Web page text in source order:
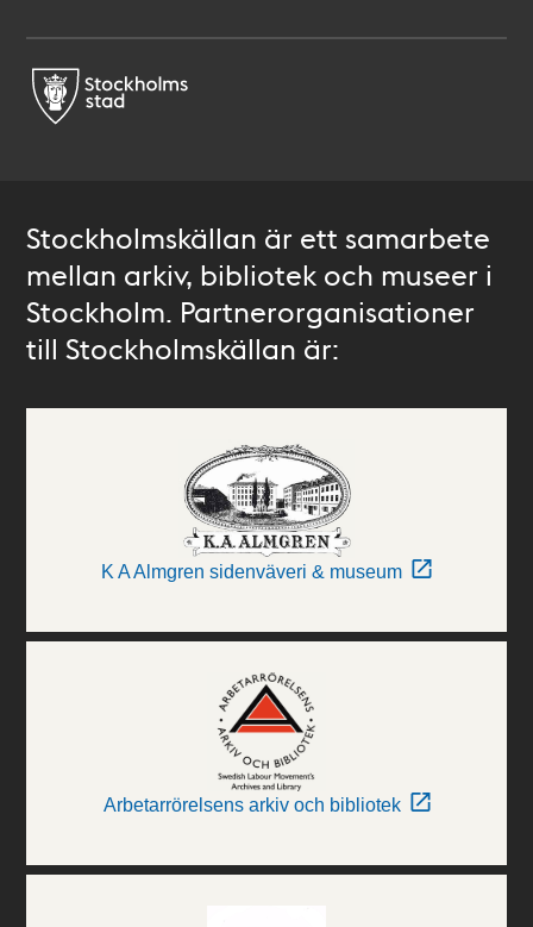
Stockholmskällan är ett samarbete
mellan arkiv, bibliotek och museer i
Stockholm. Partnerorganisationer
till Stockholmskällan är:
K A Almgren sidenväveri & museum
Arbetarrörelsens arkiv och bibliotek